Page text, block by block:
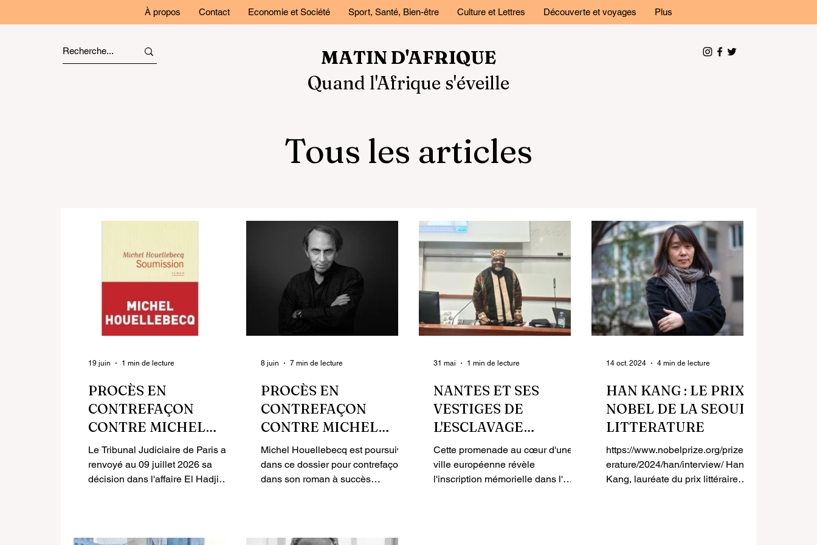
À propos Contact Economie et Société Sport, Santé, Bien-être Culture et Lettres Découverte et voyages Plus
MATIN D'AFRIQUE
Quand l'Afrique s'éveille
Tous les articles
PROCÈS EN
CONTREFAÇON
CONTRE MICHEL
HOUELLEBECQ : LE
TRIBUNAL
JUDICIAIRE DE PARIS
JUILLET
Le Tribunal Judiciaire de Paris a
renvoyé au 09 juillet 2026 sa
décision dans l'affaire El Hadji
délibéré adressée aux requérants
19 juin 1 min de lecture
PROCÈS EN
CONTREFAÇON
CONTRE MICHEL
HOUELLEBECQ : LES
ENJEUX AVANT LE
DÉLIBÉRÉ DU 18 JUIN
Michel Houellebecq est poursuivi
dans ce dossier pour contrefaçon,
dans son roman à succès
manuscrit à Gallimard puis à
8 juin 7 min de lecture
NANTES ET SES
VESTIGES DE
L'ESCLAVAGE
TRANSATLANTIQUE
NOIR
Cette promenade au cœur d'une
ville européenne révèle
l'inscription mémorielle dans l'
31 mai 1 min de lecture
HAN KANG : LE PRIX
NOBEL DE LA SEOUL
LITTERATURE
https://www.nobelprize.org/prizes/lit
erature/2024/han/interview/ Han
Kang, lauréate du prix littéraire
14 oct. 2024 4 min de lecture